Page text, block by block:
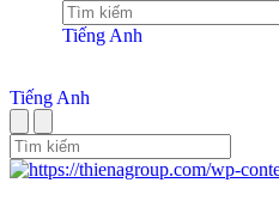
Tiếng Anh
Tiếng Anh